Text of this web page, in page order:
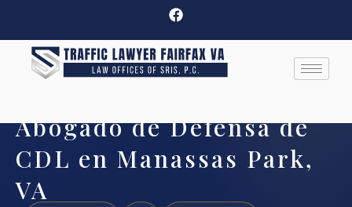
Abogado de Defensa de
CDL en Manassas Park,
VA